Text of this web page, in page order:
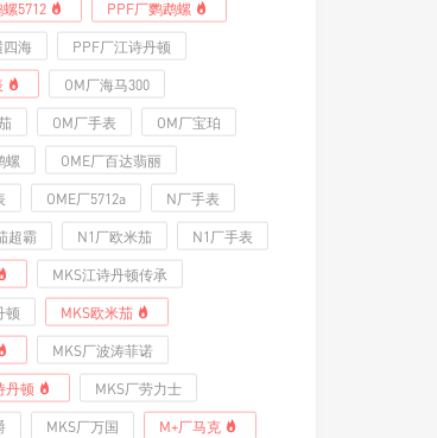
5712 PPF厂鹦鹉螺
四海 PPF厂江诗丹顿
OM厂海马300
OM厂手表 OM厂宝珀
螺 OME厂百达翡丽
OME厂5712a N厂手表
超霸 N1厂欧米茄 N1厂手表
MKS江诗丹顿传承
顿 MKS欧米茄
MKS厂波涛菲诺
丹顿 MKS厂劳力士
MKS厂万国 M+厂马克